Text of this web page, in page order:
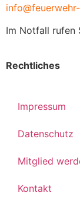
Im Notfall rufen
Rechtliches
Impressum
Datenschutz
Mitglied
Kontakt